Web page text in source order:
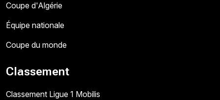
Coupe d'Algérie
Équipe nationale
Coupe du monde
Classement
Classement Ligue 1 Mobilis